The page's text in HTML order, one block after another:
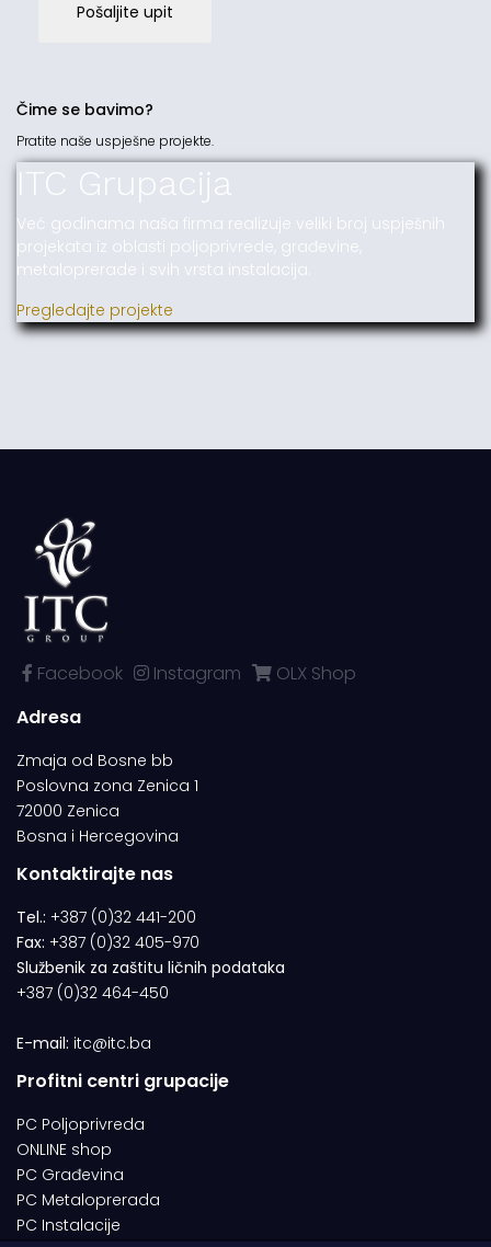
Pošaljite upit
Čime se bavimo?
Pratite naše uspješne projekte.
ITC Grupacija
Već godinama naša firma realizuje veliki broj uspješnih
projekata iz oblasti poljoprivrede, građevine,
metaloprerade i svih vrsta instalacija.
Pregledajte projekte
Facebook Instagram
OLX Shop
Adresa
Zmaja od Bosne bb
Poslovna zona Zenica 1
72000 Zenica
Bosna i Hercegovina
Kontaktirajte nas
Tel.: +387 (0)32 441-200
Fax: +387 (0)32 405-970
Službenik za zaštitu ličnih podataka
+387 (0)32 464-450
E-mail: itc@itc.ba
Profitni centri grupacije
PC Poljoprivreda
ONLINE shop
PC Građevina
PC Metaloprerada
PC Instalacije